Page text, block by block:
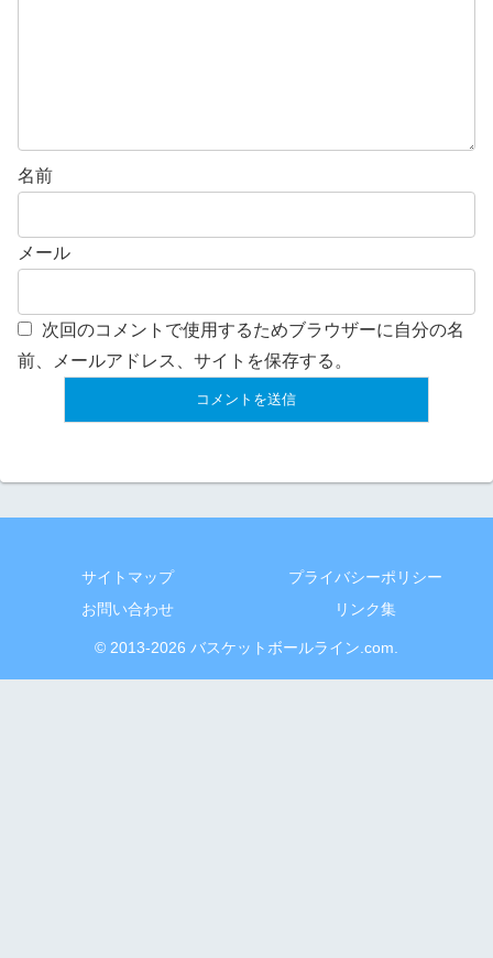
名前
メール
次回のコメントで使用するためブラウザーに自分の名
前、メールアドレス、サイトを保存する。
サイトマップ
プライバシーポリシー
お問い合わせ
リンク集
© 2013-2026 バスケットボールライン.com.